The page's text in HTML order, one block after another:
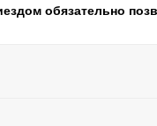
обязательно